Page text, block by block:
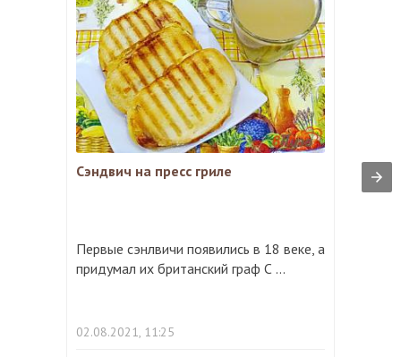
Сэндвич на пресс гриле
Первые сэнлвичи появились в 18 веке, а
придумал их британский граф С ...
02.08.2021, 11:25